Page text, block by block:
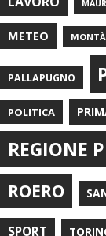
METEO MONTÀ
PALLAPUGNO
POLITICA
REGIONE
ROERO
SPORT